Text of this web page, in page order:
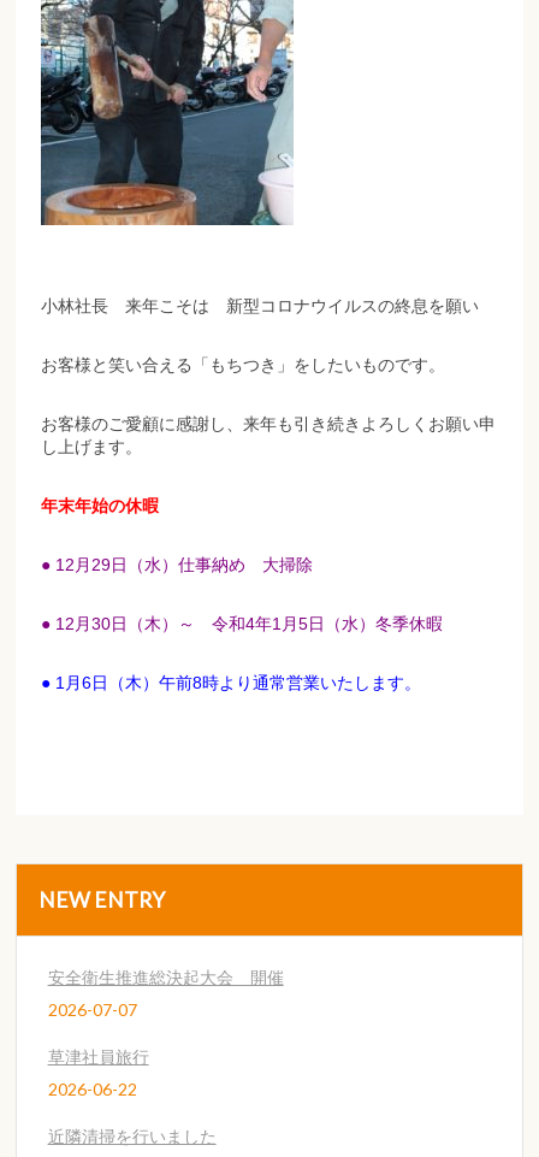
小林社長 来年こそは 新型コロナウイルスの終息を願い
お客様と笑い合える「もちつき」をしたいものです。
お客様のご愛顧に感謝し、来年も引き続きよろしくお願い申
し上げます。
年末年始の休暇
● 12月29日（水）仕事納め 大掃除
● 12月30日（木）～ 令和4年1月5日（水）冬季休暇
● 1月6日（木）午前8時より通常営業いたします。
NEW ENTRY
安全衛生推進総決起大会 開催
2026-07-07
草津社員旅行
2026-06-22
近隣清掃を行いました